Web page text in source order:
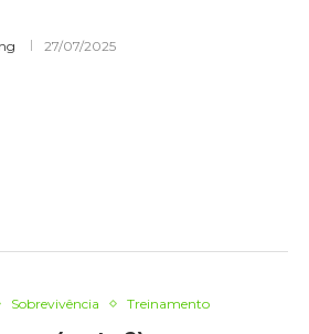
27/07/2025
Sobrevivência Treinamento